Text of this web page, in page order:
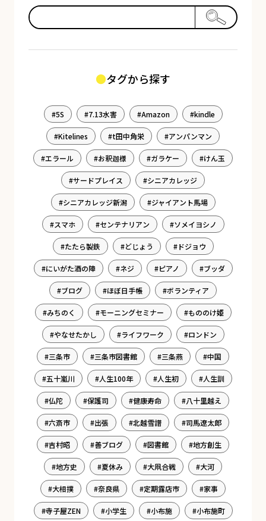
タグから探す
5S 7.13水害 Amazon kindle
Kitelines t田中角栄 アンパンマン
エラール お釈迦様 ガラケー けん玉
サードプレイス シニアカレッジ
シニアカレッジ新潟 ジャイアント馬場
スマホ センテナリアン ソメイヨシノ
たたら製鉄 どじょう ドジョウ
にいがた酒の陣 ネジ ピアノ ブッダ
ブログ ほぼ日手帳 ボランティア
みちのく モーニングセミナー もののけ姫
やなせたかし ライフワーク ロンドン
三条市 三条市図書館 三条燕 中国
五十嵐川 人生100年 人生初 人生訓
仏陀 保護司 健康寿命 八十里越え
六斎市 出張 北越雪譜 司馬遼太郎
吉村昭 善ブログ 図書館 地方創生
地方史 夏休み 大凧合戦 大河
大相撲 奈良県 定期露店市 家事
寺子屋ZEN 小学生 小布施 小布施町